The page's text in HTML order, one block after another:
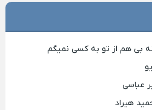
بی هم از تو به کسی نمیگم
عباسی
هیراد